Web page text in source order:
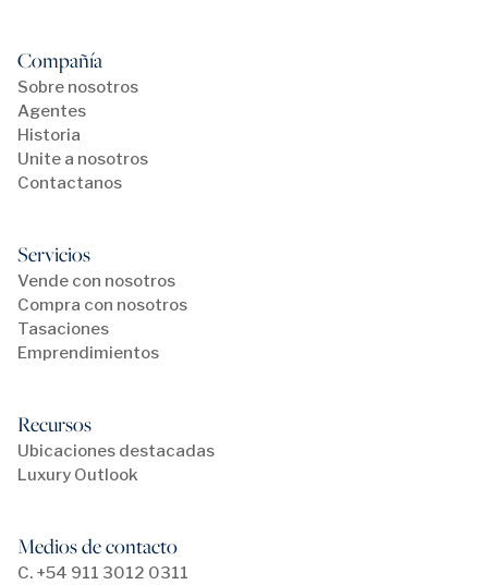
Compañía
Sobre nosotros
Agentes
Historia
Unite a nosotros
Contactanos
Servicios
Vende con nosotros
Compra con nosotros
Tasaciones
Emprendimientos
Recursos
Ubicaciones destacadas
Luxury Outlook
Medios de contacto
C. +54 911 3012 0311